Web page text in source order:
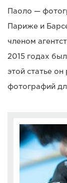
Паоло —
Париже и
членом
2015 годах
этой статье
фотографий